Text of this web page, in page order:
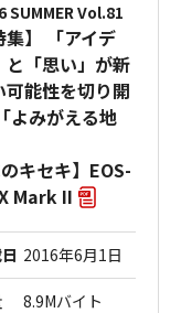
SUMMER Vol.81
集】 「アイデ
と「思い」が新
可能性を切り開
よみがえる地
のキセキ】EOS-
Mark II
2016年6月1日
8.9Mバイト